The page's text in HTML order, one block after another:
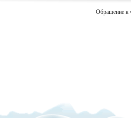
Обращение к